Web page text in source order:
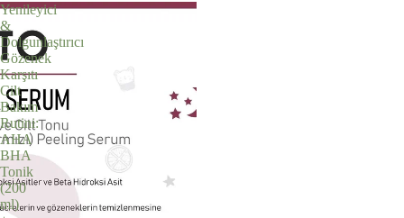
Yenileyici
&
Dolgunlaştırıcı
Gözenek
Karşıtı
Cilt
Bakım
Rutini:
AHA
BHA
Tonik
(200
ml)